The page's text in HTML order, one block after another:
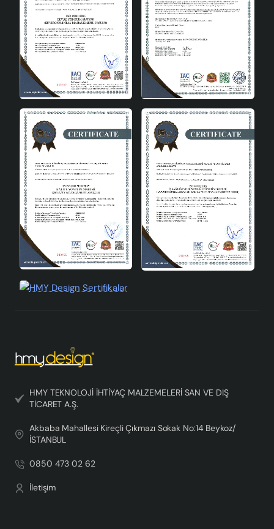
HMY TEKNOLOJİ İHTİYAÇ MALZEMELERİ SAN VE DIŞ
TİCARET A.Ş.
Akbaba Mahallesi Kireçli Çıkmazı Sokak No:14 Beykoz/
İSTANBUL
0850 473 02 62
İletişim